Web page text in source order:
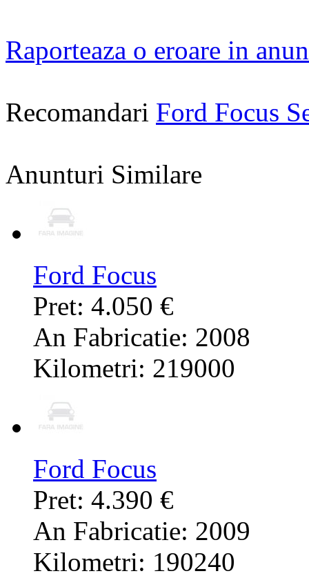
Raporteaza o eroare in
Recomandari Ford Focus
Anunturi Similare
Ford Focus
Pret: 4.050 €
An Fabricatie: 2008
Kilometri: 219000
Ford Focus
Pret: 4.390 €
An Fabricatie: 2009
Kilometri: 190240